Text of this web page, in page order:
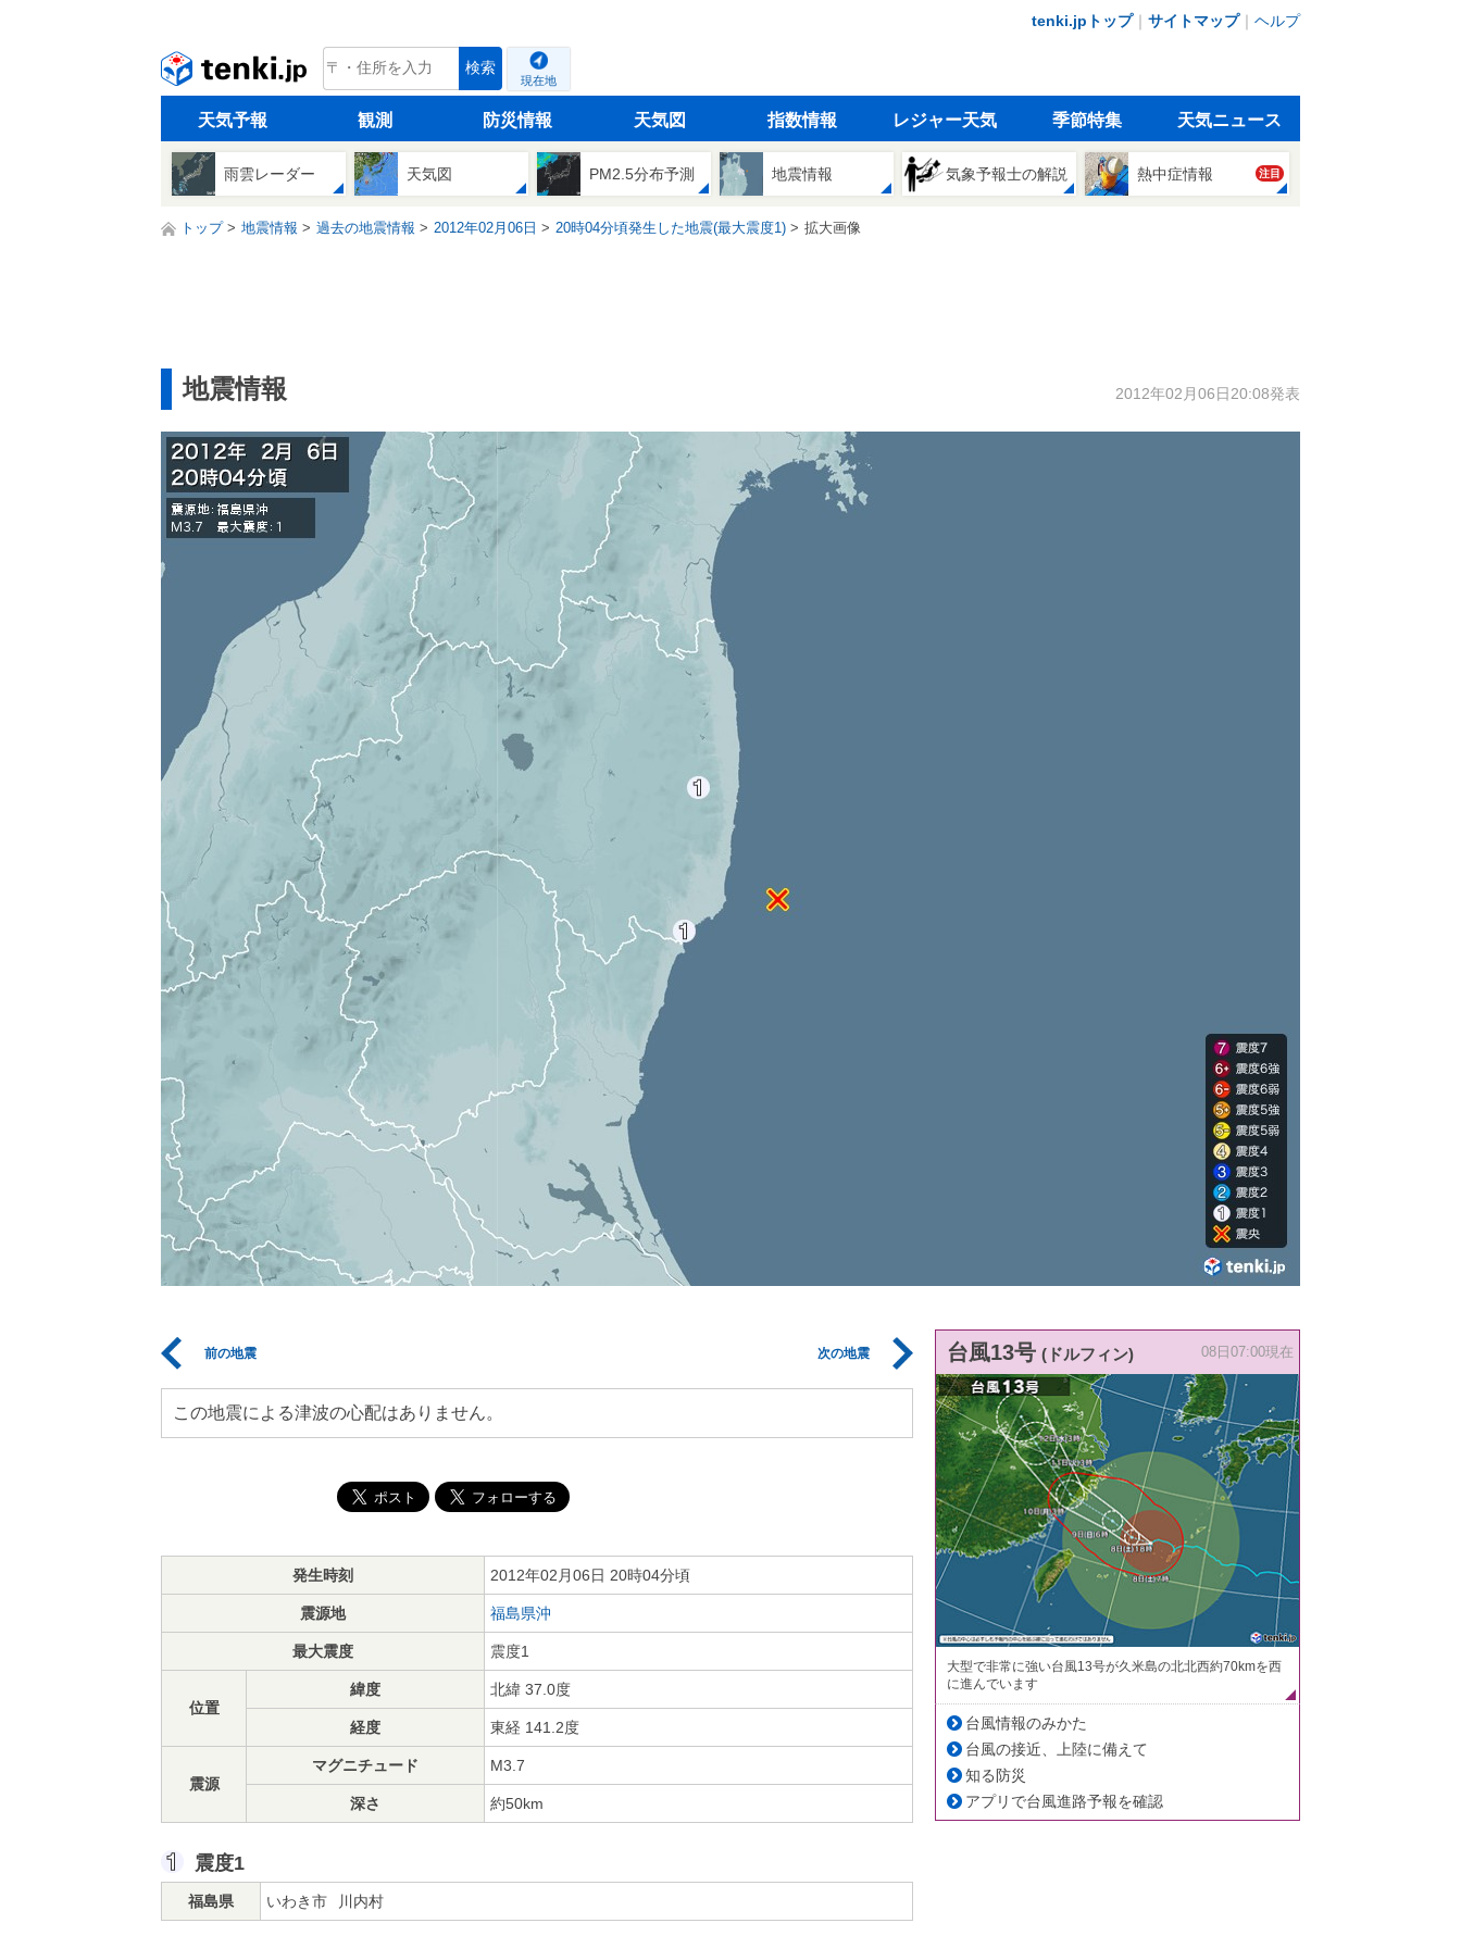
tenki.jpトップ｜ サイトマップ｜ ヘルプ
tenki.jp 検索
現在地
天気予報 観測 防災情報 天気図 指数情報 レジャー天気 季節特集 天気ニュース
雨雲レーダー 天気図 PM2.5分布予測 地震情報 気象予報士の解説 熱中症情報 注目
トップ 地震情報 過去の地震情報 2012年02月06日 20時04分頃発生した地震(最大震度1) 拡大画像
地震情報 2012年02月06日20:08発表
前の地震 次の地震
この地震による津波の心配はありません。
発生時刻 2012年02月06日 20時04分頃
震源地 福島県沖
最大震度 震度1
位置
緯度 北緯 37.0度
経度 東経 141.2度
震源
マグニチュード M3.7
深さ 約50km
震度1
福島県 いわき市 川内村
台風13号 (ドルフィン) 08日07:00現在
大型で非常に強い台風13号が久米島の北北西約70kmを西
に進んでいます
台風情報のみかた
台風の接近、上陸に備えて
知る防災
アプリで台風進路予報を確認